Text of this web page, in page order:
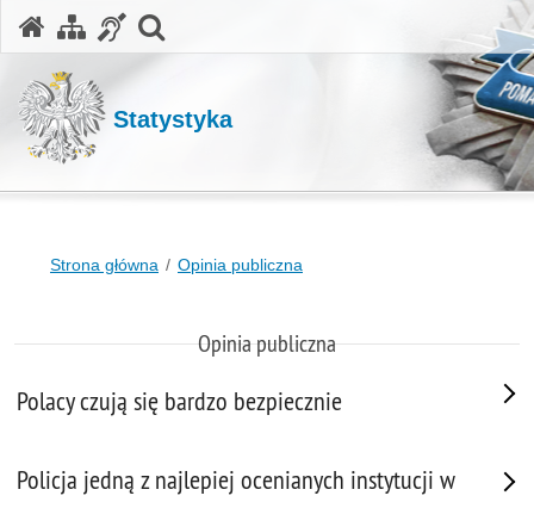
Statystyka
Strona główna Opinia publiczna
Opinia publiczna
Polacy czują się bardzo bezpiecznie
Policja jedną z najlepiej ocenianych instytucji w